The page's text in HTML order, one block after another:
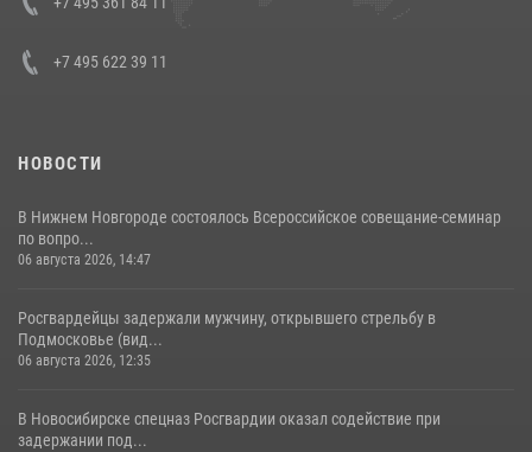
+7 495 622 39 11
НОВОСТИ
В Нижнем Новгороде состоялось Всероссийское совещание-семинар
по вопро...
06 августа 2026, 14:47
Росгвардейцы задержали мужчину, открывшего стрельбу в
Подмосковье (вид...
06 августа 2026, 12:35
В Новосибирске спецназ Росгвардии оказал содействие при
задержании под...